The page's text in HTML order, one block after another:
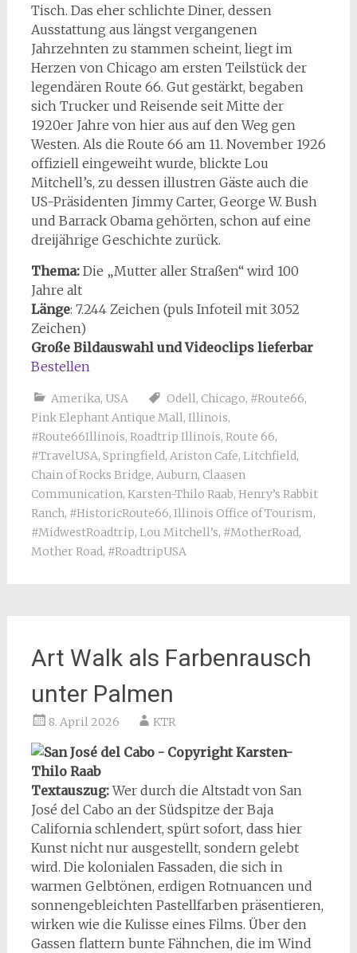
Tisch. Das eher schlichte Diner, dessen
Ausstattung aus längst vergangenen
Jahrzehnten zu stammen scheint, liegt im
Herzen von Chicago am ersten Teilstück der
legendären Route 66. Gut gestärkt, begaben
sich Trucker und Reisende seit Mitte der
1920er Jahre von hier aus auf den Weg gen
Westen. Als die Route 66 am 11. November 1926
offiziell eingeweiht wurde, blickte Lou
Mitchell’s, zu dessen illustren Gäste auch die
US-Präsidenten Jimmy Carter, George W. Bush
und Barrack Obama gehörten, schon auf eine
dreijährige Geschichte zurück.
Thema: Die „Mutter aller Straßen“ wird 100
Jahre alt
Länge: 7.244 Zeichen (puls Infoteil mit 3.052
Zeichen)
Große Bildauswahl und Videoclips lieferbar
Bestellen
Amerika, USA Odell, Chicago, #Route66,
Pink Elephant Antique Mall, Illinois,
#Route66Illinois, Roadtrip Illinois, Route 66,
#TravelUSA, Springfield, Ariston Cafe, Litchfield,
Chain of Rocks Bridge, Auburn, Claasen
Communication, Karsten-Thilo Raab, Henry’s Rabbit
Ranch, #HistoricRoute66, Illinois Office of Tourism,
#MidwestRoadtrip, Lou Mitchell’s, #MotherRoad,
Mother Road, #RoadtripUSA
Art Walk als Farbenrausch
unter Palmen
8. April 2026 KTR
Textauszug:Wer durch die Altstadt von San
José del Cabo an der Südspitze der Baja
California schlendert, spürt sofort, dass hier
Kunst nicht nur ausgestellt, sondern gelebt
wird. Die kolonialen Fassaden, die sich in
warmen Gelbtönen, erdigen Rotnuancen und
sonnengebleichten Pastellfarben präsentieren,
wirken wie die Kulisse eines Films. Über den
Gassen flattern bunte Fähnchen, die im Wind